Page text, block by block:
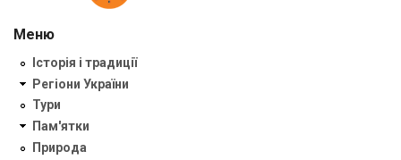
Меню
Історія і традиції
Регіони України
Тури
Пам'ятки
Природа